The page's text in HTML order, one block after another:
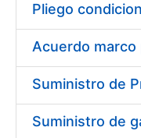
Erakutsi/Ezkutatu